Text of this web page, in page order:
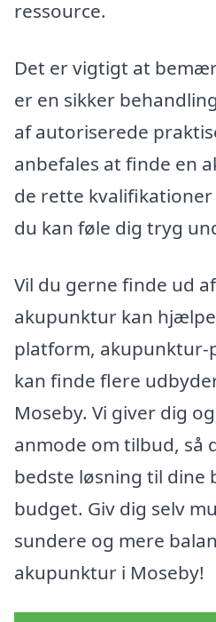
ressource.
Det er vigtigt at
er en sikker
af autoriserede
anbefales at finde en
de rette
du kan føle dig tryg
Vil du gerne finde ud
akupunktur kan
platform, akupunktur-
kan finde flere
Moseby. Vi giver dig
anmode om tilbud, så
bedste løsning til dine
budget. Giv dig selv
sundere og mere
akupunktur i Moseby!